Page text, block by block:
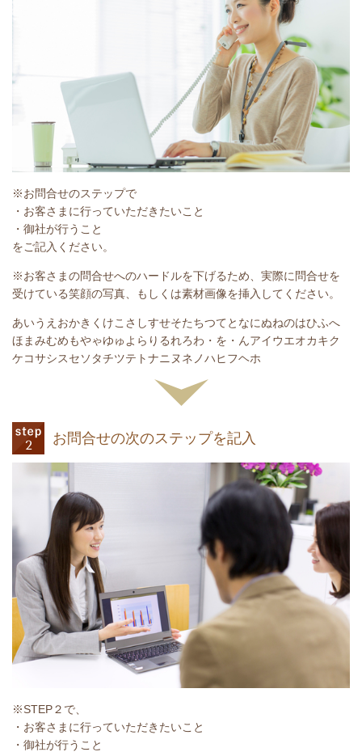
※お問合せのステップで
・お客さまに行っていただきたいこと
・御社が行うこと
をご記入ください。
※お客さまの問合せへのハードルを下げるため、実際に問合せを
受けている笑顔の写真、もしくは素材画像を挿入してください。
あいうえおかきくけこさしすせそたちつてとなにぬねのはひふへ
ほまみむめもやゃゆゅよらりるれろわ・を・んアイウエオカキク
ケコサシスセソタチツテトナニヌネノハヒフヘホ
お問合せの次のステップを記入
※STEP２で、
・お客さまに行っていただきたいこと
・御社が行うこと